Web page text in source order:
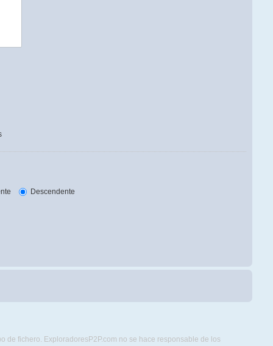
Descendente
de fichero. ExploradoresP2P.com no se hace responsable de los